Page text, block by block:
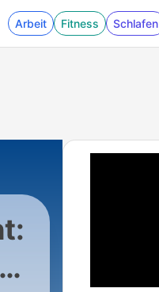
Arbeit Fitness Schlafen